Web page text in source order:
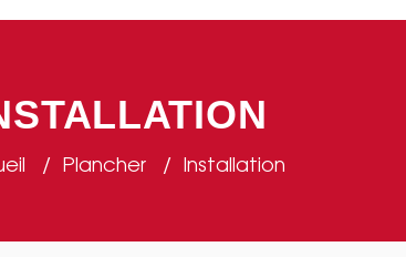
Plancher Installation